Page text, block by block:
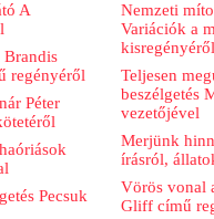
A
regényéről
Péter
Pecsuk
Nemzeti
Variációk a
kisregényéről
Teljesen
beszélgetés
vezetőjével
Merjünk
írásról,
Vörös vonal
Gliff című